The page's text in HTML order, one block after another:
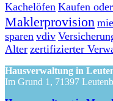
Kachelöfen Kaufen
Maklerprovision
sparen vdiv
Alter zertifizierter
Hausverwaltung in
Im Grund 1, 71397